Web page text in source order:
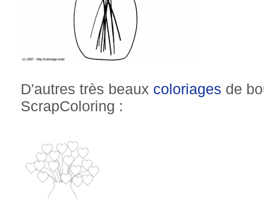
D'autres très beaux coloriages de
ScrapColoring :